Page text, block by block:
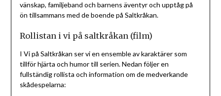
vänskap, familjeband och barnens äventyr och upptåg på
ön tillsammans med de boende på Saltkråkan.
Rollistan i vi på saltkråkan (film)
I Vi på Saltkråkan ser vi en ensemble av karaktärer som
tillför hjärta och humor till serien. Nedan följer en
fullständig rollista och information om de medverkande
skådespelarna: